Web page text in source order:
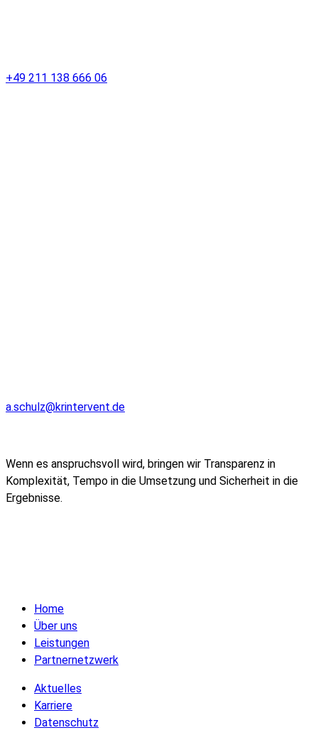
+49 211 138 666 06
a.schulz@krintervent.de
Wenn es anspruchsvoll wird, bringen wir Transparenz in
Komplexität, Tempo in die Umsetzung und Sicherheit in die
Ergebnisse.
Home
Über uns
Leistungen
Partnernetzwerk
Aktuelles
Karriere
Datenschutz